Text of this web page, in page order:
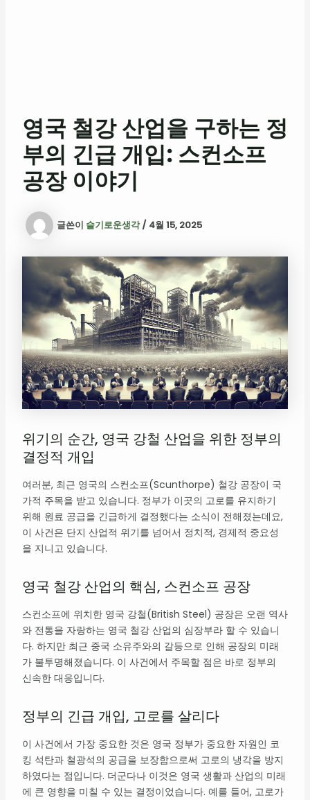
영국 철강 산업을 구하는 정
부의 긴급 개입: 스컨소프
공장 이야기
글쓴이 슬기로운생각/ 4월 15, 2025
위기의 순간, 영국 강철 산업을 위한 정부의
결정적 개입
여러분, 최근 영국의 스컨소프(Scunthorpe) 철강 공장이 국
가적 주목을 받고 있습니다. 정부가 이곳의 고로를 유지하기
위해 원료 공급을 긴급하게 결정했다는 소식이 전해졌는데요,
이 사건은 단지 산업적 위기를 넘어서 정치적, 경제적 중요성
을 지니고 있습니다.
영국 철강 산업의 핵심, 스컨소프 공장
스컨소프에 위치한 영국 강철(British Steel) 공장은 오랜 역사
와 전통을 자랑하는 영국 철강 산업의 심장부라 할 수 있습니
다. 하지만 최근 중국 소유주와의 갈등으로 인해 공장의 미래
가 불투명해졌습니다. 이 사건에서 주목할 점은 바로 정부의
신속한 대응입니다.
정부의 긴급 개입, 고로를 살리다
이 사건에서 가장 중요한 것은 영국 정부가 중요한 자원인 코
킹 석탄과 철광석의 공급을 보장함으로써 고로의 냉각을 방지
하였다는 점입니다. 더군다나 이것은 영국 생활과 산업의 미래
에 큰 영향을 미칠 수 있는 결정이었습니다. 예를 들어, 고로가